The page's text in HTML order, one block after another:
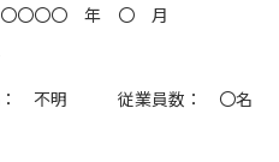
〇〇〇 年 〇 月
不明 従業員数： 〇名